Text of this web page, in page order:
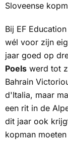
Sloveense
Bij EF
wél voor zijn
jaar goed op
Poels werd tot
Bahrain
d'Italia, maar
een rit in de
dit jaar ook
kopman